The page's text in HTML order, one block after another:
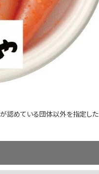
認めている​団体以外を​指定した​